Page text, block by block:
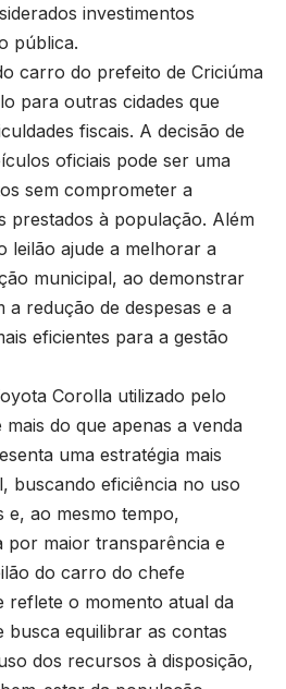
investimentos
pública.
carro do prefeito de Criciúma
para outras cidades que
fiscais. A decisão de
oficiais pode ser uma
sem comprometer a
prestados à população. Além
leilão ajude a melhorar a
municipal, ao demonstrar
a redução de despesas e a
eficientes para a gestão
Corolla utilizado pelo
do que apenas a venda
uma estratégia mais
buscando eficiência no uso
ao mesmo tempo,
por maior transparência e
do carro do chefe
reflete o momento atual da
busca equilibrar as contas
dos recursos à disposição,